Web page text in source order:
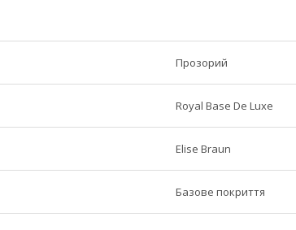
Прозорий
Royal Base De Luxe
Elise Braun
Базове покриття